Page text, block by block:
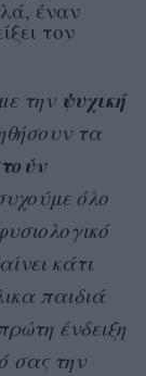
έναν
τον
με την ψυχική
τα
όλο
κάτι
παιδιά
ένδειξη
σας την